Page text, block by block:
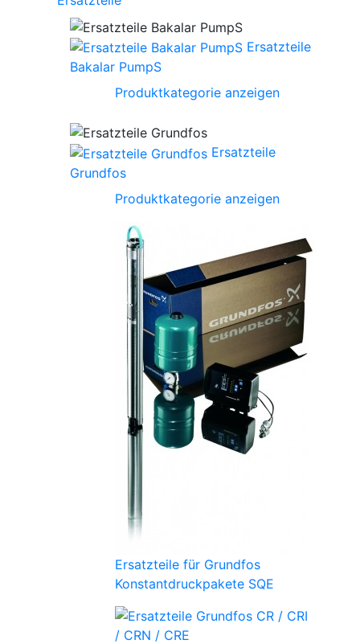
Ersatzteile
Bakalar PumpS
Produktkategorie anzeigen
Ersatzteile
Grundfos
Produktkategorie anzeigen
Ersatzteile für Grundfos
Konstantdruckpakete SQE